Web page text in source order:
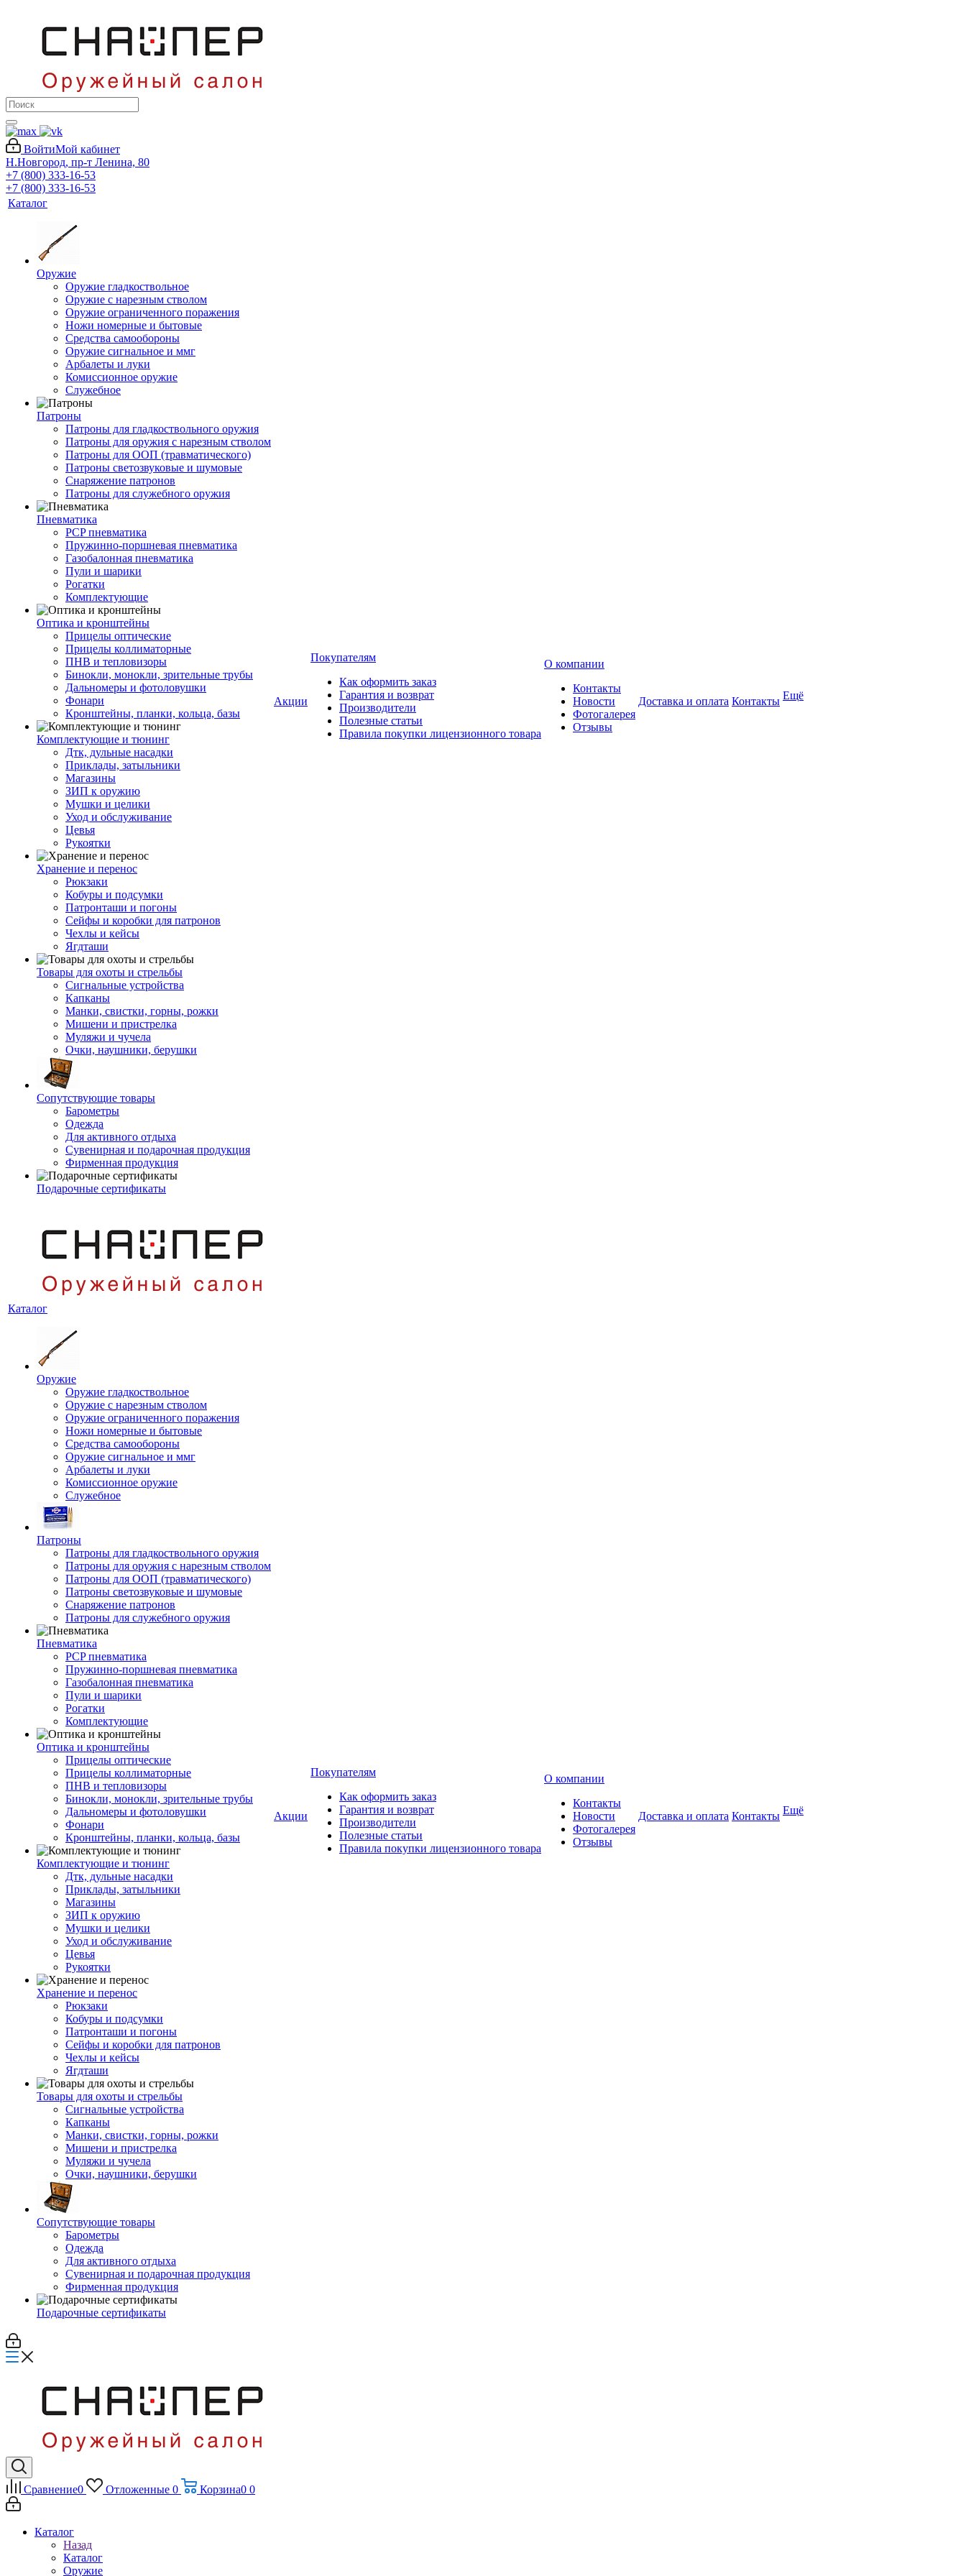
ВойтиМой кабинет
Н.Новгород, пр-т Ленина, 80
+7 (800) 333-16-53
+7 (800) 333-16-53
Каталог
Оружие
Оружие гладкоствольное
Оружие с нарезным стволом
Оружие ограниченного поражения
Ножи номерные и бытовые
Средства самообороны
Оружие сигнальное и ммг
Арбалеты и луки
Комиссионное оружие
Служебное
Патроны
Патроны для гладкоствольного оружия
Патроны для оружия с нарезным стволом
Патроны для ООП (травматического)
Патроны светозвуковые и шумовые
Снаряжение патронов
Патроны для служебного оружия
Пневматика
PCP пневматика
Пружинно-поршневая пневматика
Газобалонная пневматика
Пули и шарики
Рогатки
Комплектующие
Оптика и кронштейны
Прицелы оптические
Прицелы коллиматорные
ПНВ и тепловизоры
Бинокли, монокли, зрительные трубы
Дальномеры и фотоловушки
Фонари
Кронштейны, планки, кольца, базы
Комплектующие и тюнинг
Дтк, дульные насадки
Приклады, затыльники
Магазины
ЗИП к оружию
Мушки и целики
Уход и обслуживание
Цевья
Рукоятки
Хранение и перенос
Рюкзаки
Кобуры и подсумки
Патронташи и погоны
Сейфы и коробки для патронов
Чехлы и кейсы
Ягдташи
Товары для охоты и стрельбы
Сигнальные устройства
Капканы
Манки, свистки, горны, рожки
Мишени и пристрелка
Муляжи и чучела
Очки, наушники, берушки
Сопутствующие товары
Барометры
Одежда
Для активного отдыха
Сувенирная и подарочная продукция
Фирменная продукция
Подарочные сертификаты
Акции
Покупателям
Как оформить заказ
Гарантия и возврат
Производители
Полезные статьи
Правила покупки лицензионного товара
О компании
Контакты
Новости
Фотогалерея
Отзывы
Доставка и оплата Контакты Ещё
Каталог
Оружие
Оружие гладкоствольное
Оружие с нарезным стволом
Оружие ограниченного поражения
Ножи номерные и бытовые
Средства самообороны
Оружие сигнальное и ммг
Арбалеты и луки
Комиссионное оружие
Служебное
Патроны
Патроны для гладкоствольного оружия
Патроны для оружия с нарезным стволом
Патроны для ООП (травматического)
Патроны светозвуковые и шумовые
Снаряжение патронов
Патроны для служебного оружия
Пневматика
PCP пневматика
Пружинно-поршневая пневматика
Газобалонная пневматика
Пули и шарики
Рогатки
Комплектующие
Оптика и кронштейны
Прицелы оптические
Прицелы коллиматорные
ПНВ и тепловизоры
Бинокли, монокли, зрительные трубы
Дальномеры и фотоловушки
Фонари
Кронштейны, планки, кольца, базы
Комплектующие и тюнинг
Дтк, дульные насадки
Приклады, затыльники
Магазины
ЗИП к оружию
Мушки и целики
Уход и обслуживание
Цевья
Рукоятки
Хранение и перенос
Рюкзаки
Кобуры и подсумки
Патронташи и погоны
Сейфы и коробки для патронов
Чехлы и кейсы
Ягдташи
Товары для охоты и стрельбы
Сигнальные устройства
Капканы
Манки, свистки, горны, рожки
Мишени и пристрелка
Муляжи и чучела
Очки, наушники, берушки
Сопутствующие товары
Барометры
Одежда
Для активного отдыха
Сувенирная и подарочная продукция
Фирменная продукция
Подарочные сертификаты
Акции
Покупателям
Как оформить заказ
Гарантия и возврат
Производители
Полезные статьи
Правила покупки лицензионного товара
О компании
Контакты
Новости
Фотогалерея
Отзывы
Доставка и оплата Контакты Ещё
Сравнение0 Отложенные 0 Корзина0 0
Каталог
Назад
Каталог
Оружие